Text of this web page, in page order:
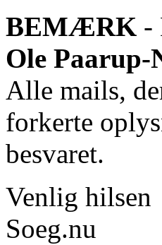
BEMÆRK -
Ole Paarup-
Alle mails,
forkerte
besvaret.
Venlig hilsen
Soeg.nu